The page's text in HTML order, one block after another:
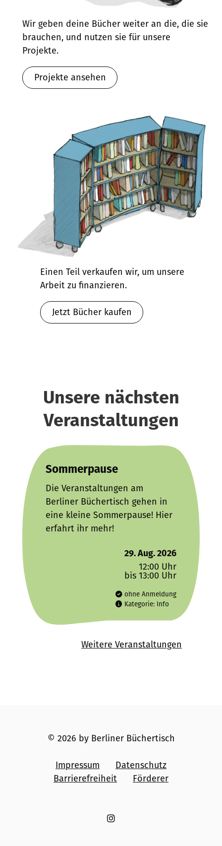
Wir geben deine Bücher weiter an die, die sie
brauchen, und nutzen sie für unsere
Projekte.
Projekte ansehen
Einen Teil verkaufen wir, um unsere
Arbeit zu finanzieren.
Jetzt Bücher kaufen
Unsere nächsten
Veranstaltungen
Sommerpause
Die Veranstaltungen am
Berliner Büchertisch gehen in
eine kleine Sommerpause! Hier
erfahrt ihr mehr!
29. Aug. 2026
12:00 Uhr
bis 13:00 Uhr
ohne Anmeldung
Kategorie: Info
Weitere Veranstaltungen
© 2026 by Berliner Büchertisch
Impressum
Datenschutz
Barrierefreiheit
Förderer